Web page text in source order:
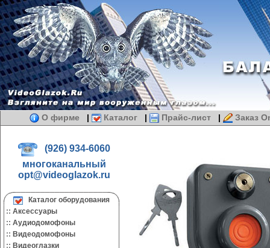
О фирме | Каталог | Прайс-лист | Заказ
(926) 934-6060
многоканальный
opt@videoglazok.ru
Каталог оборудования
:: Аксессуары
:: Аудиодомофоны
:: Видеодомофоны
:: Видеоглазки